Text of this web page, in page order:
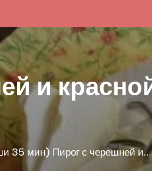
с
или безе - очень